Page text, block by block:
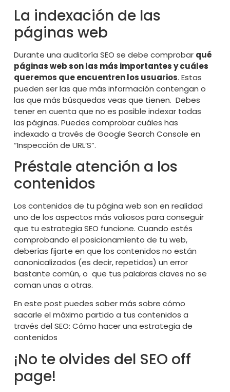
La indexación de las
páginas web
Durante una auditoría SEO se debe comprobar qué
páginas web son las más importantes y cuáles
queremos que encuentren los usuarios. Estas
pueden ser las que más información contengan o
las que más búsquedas veas que tienen. Debes
tener en cuenta que no es posible indexartodas
las páginas. Puedes comprobar cuáles has
indexado a través de Google Search Console en
“Inspección de URL’S”.
Préstale atención a los
contenidos
Los contenidos de tu página web son en realidad
uno de los aspectos más valiosos para conseguir
que tu estrategia SEO funcione. Cuando estés
comprobando el posicionamiento de tu web,
deberías fijarte en que los contenidos no están
canonicalizados (es decir, repetidos) un error
bastante común, o que tus palabras claves no se
coman unas a otras.
En este post puedes saber más sobre cómo
sacarle el máximo partido a tus contenidos a
través del SEO: Cómo hacer una estrategia de
contenidos
¡No te olvides del SEO off
page!